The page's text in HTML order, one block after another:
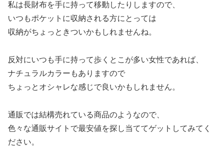
私は長財布を手に持って移動したりしますので、
いつもポケットに収納される方にとっては
収納がちょっときついかもしれませんね。
反対にいつも手に持って歩くとこが多い女性であれば、
ナチュラルカラーもありますので
ちょっとオシャレな感じで良いかもしれません。
通販では結構売れている商品のようなので、
色々な通販サイトで最安値を探し当ててゲットしてみてく
ださい。